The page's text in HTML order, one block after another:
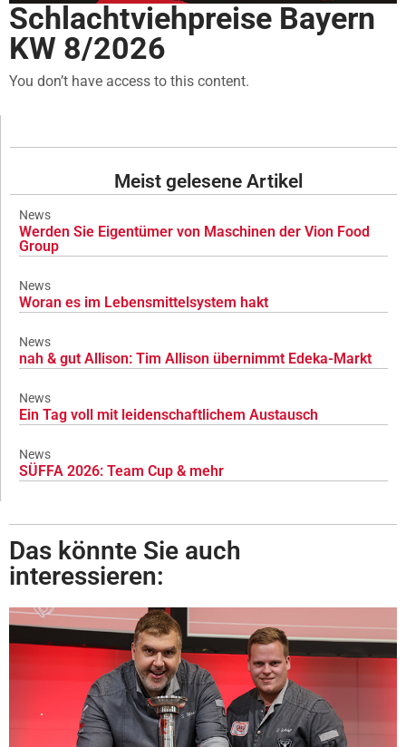
Schlachtviehpreise Bayern
KW 8/2026
You don’t have access to this content.
Meist gelesene Artikel
News
Werden Sie Eigentümer von Maschinen der Vion Food
Group
News
Woran es im Lebensmittelsystem hakt
News
nah & gut Allison: Tim Allison übernimmt Edeka-Markt
News
Ein Tag voll mit leidenschaftlichem Austausch
News
SÜFFA 2026: Team Cup & mehr
Das könnte Sie auch
interessieren: